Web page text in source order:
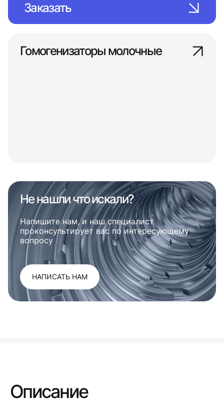
Заказать
Гомогенизаторы молочные
Не нашли что искали?
Напишите нам, и наш специалист
проконсультирует вас по интересующему
вопросу
НАПИСАТЬ НАМ
Описание